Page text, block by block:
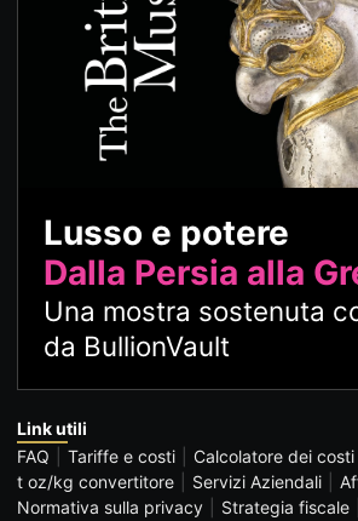
Lusso e potere
Dalla Persia alla
Una mostra sostenuta
da BullionVault
Link utili
FAQ
Tariffe e costi
Calcolatore dei costi
t oz/kg convertitore
Servizi Aziendali
Normativa sulla privacy
Strategia fiscale